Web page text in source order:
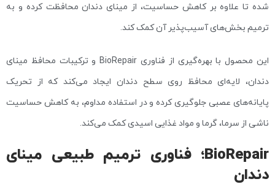
شده تا علاوه بر کاهش حساسیت، از مینای دندان محافظت کرده و به
ترمیم بخش‌های آسیب‌پذیر آن کمک کند.
این محصول با بهره‌گیری از فناوری BioRepair و ترکیبات محافظ مینای
دندان، لایه‌ای محافظ روی سطح دندان ایجاد می‌کند که از تحریک
پایانه‌های عصبی جلوگیری کرده و در استفاده مداوم، به کاهش حساسیت
ناشی از سرما، گرما و مواد غذایی اسیدی کمک می‌کند.
BioRepair؛ فناوری ترمیم طبیعی مینای
دندان